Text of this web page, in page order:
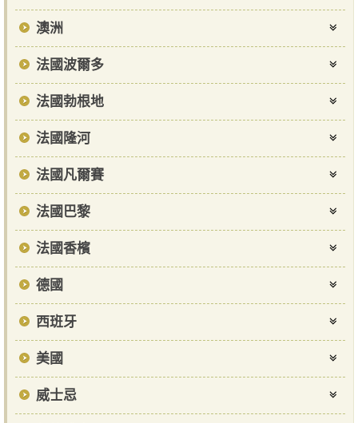
澳洲
法國波爾多
法國勃根地
法國隆河
法國凡爾賽
法國巴黎
法國香檳
德國
西班牙
美國
威士忌